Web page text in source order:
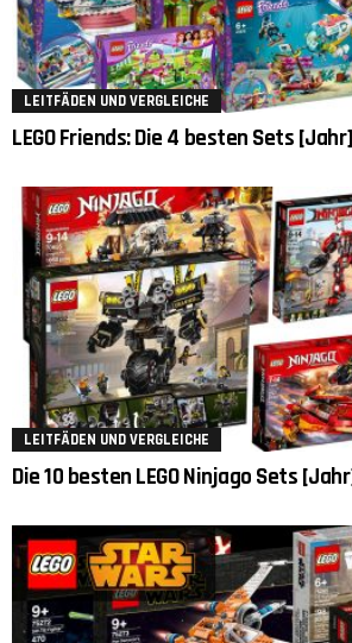
LEITFÄDEN UND VERGLEICHE
LEGO Friends: Die 4 besten Sets
LEITFÄDEN UND VERGLEICHE
Die 10 besten LEGO Ninjago Sets